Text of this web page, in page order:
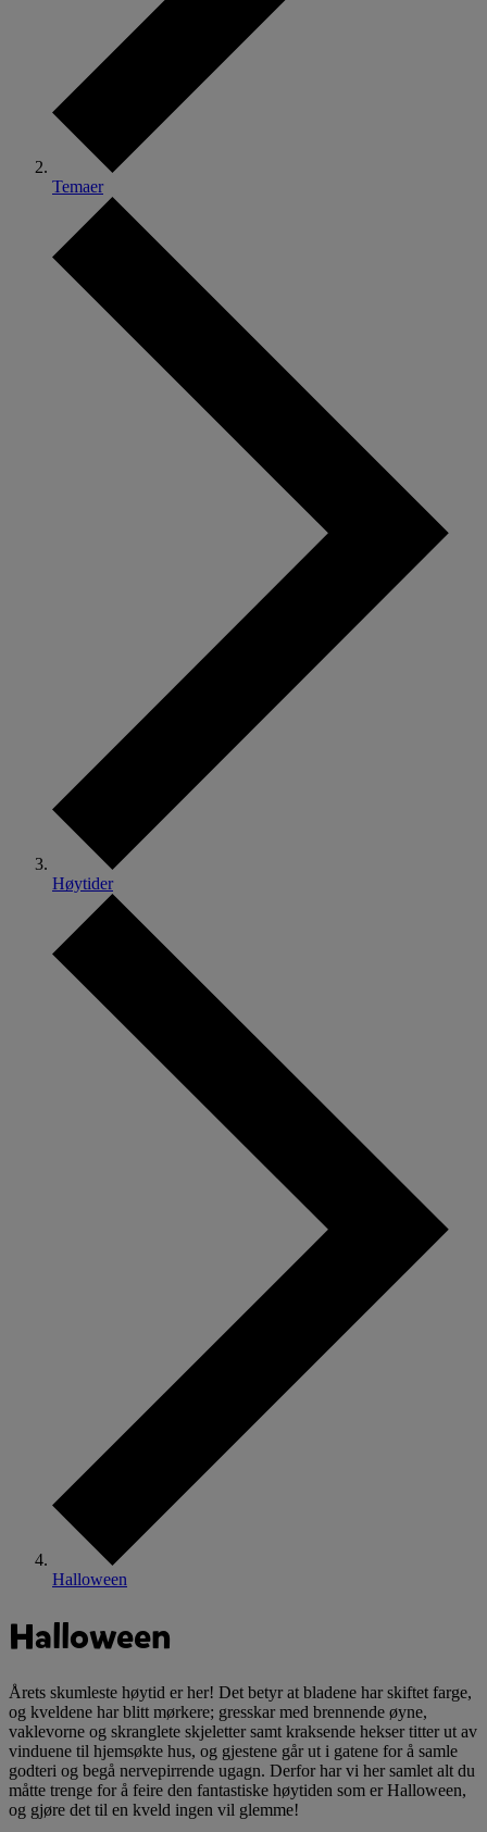
Temaer
Høytider
Halloween
Halloween
Årets skumleste høytid er her! Det betyr at bladene har skiftet farge,
og kveldene har blitt mørkere; gresskar med brennende øyne,
vaklevorne og skranglete skjeletter samt kraksende hekser titter ut av
vinduene til hjemsøkte hus, og gjestene går ut i gatene for å samle
godteri og begå nervepirrende ugagn. Derfor har vi her samlet alt du
måtte trenge for å feire den fantastiske høytiden som er Halloween,
og gjøre det til en kveld ingen vil glemme!